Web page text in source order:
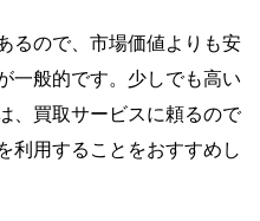
るので、市場価値よりも安
一般的です。少しでも高い
、買取サービスに頼るので
利用することをおすすめし